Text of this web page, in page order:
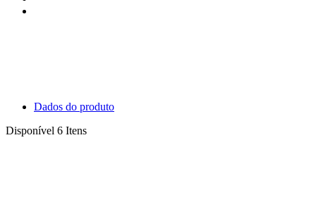
Dados do produto
Disponível 6 Itens